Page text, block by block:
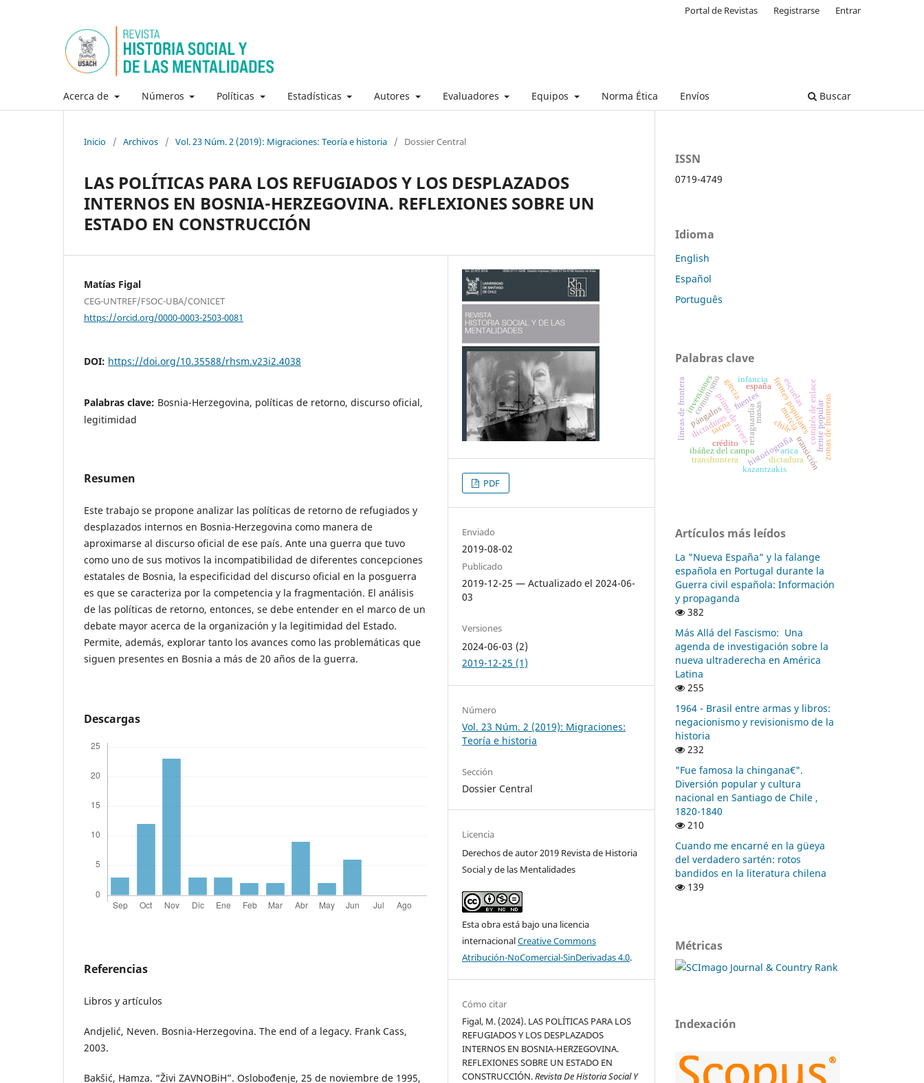
Acerca de Números Políticas Estadísticas Autores Evaluadores Equipos Norma Ética Envíos Buscar
Portal de Revistas Registrarse Entrar
Inicio / Archivos / Vol. 23 Núm. 2 (2019): Migraciones: Teoría e historia / Dossier Central
LAS POLÍTICAS PARA LOS REFUGIADOS Y LOS DESPLAZADOS
INTERNOS EN BOSNIA-HERZEGOVINA. REFLEXIONES SOBRE UN
ESTADO EN CONSTRUCCIÓN
Matías Figal
CEG-UNTREF/FSOC-UBA/CONICET
https://orcid.org/0000-0003-2503-0081
DOI: https://doi.org/10.35588/rhsm.v23i2.4038
Palabras clave: Bosnia-Herzegovina, políticas de retorno, discurso oficial,
legitimidad
Resumen
Este trabajo se propone analizar las políticas de retorno de refugiados y
desplazados internos en Bosnia-Herzegovina como manera de
aproximarse al discurso oficial de ese país. Ante una guerra que tuvo
como uno de sus motivos la incompatibilidad de diferentes concepciones
estatales de Bosnia, la especificidad del discurso oficial en la posguerra
es que se caracteriza por la competencia y la fragmentación. El análisis
de las políticas de retorno, entonces, se debe entender en el marco de un
debate mayor acerca de la organización y la legitimidad del Estado.
Permite, además, explorar tanto los avances como las problemáticas que
siguen presentes en Bosnia a más de 20 años de la guerra.
Descargas
Referencias
Libros y artículos
Andjelić, Neven. Bosnia-Herzegovina. The end of a legacy. Frank Cass,
2003.
Bakšić, Hamza. “Živi ZAVNOBiH”. Oslobođenje, 25 de noviembre de 1995,
PDF
Enviado
2019-08-02
Publicado
2019-12-25 — Actualizado el 2024-06-
03
Versiones
2024-06-03 (2)
2019-12-25 (1)
Número
Vol. 23 Núm. 2 (2019): Migraciones:
Teoría e historia
Sección
Dossier Central
Licencia
Derechos de autor 2019 Revista de Historia
Social y de las Mentalidades
Esta obra está bajo una licencia
internacionalCreative Commons
Atribución-NoComercial-SinDerivadas 4.0.
Cómo citar
Figal, M. (2024). LAS POLÍTICAS PARA LOS
REFUGIADOS Y LOS DESPLAZADOS
INTERNOS EN BOSNIA-HERZEGOVINA.
REFLEXIONES SOBRE UN ESTADO EN
CONSTRUCCIÓN.Revista De Historia Social Y
ISSN
0719-4749
Idioma
English
Español
Português
Palabras clave
frentes popularescomités de enlace
murcia
retaguardia
historiografía
fuentes
dictadura
españa
primo de rivera chile
ibáñez del campo
dictaduras
pángalos
grecia
kazantzakis
comunismo
frente popular
masas
transiciónzonas de fronteras
líneas de frontera
transfrontera
crédito
inversiones escuelas
infancia
arica
tacna
Artículos más leídos
La "Nueva España” y la falange
española en Portugal durante la
Guerra civil española: Información
y propaganda
382
Más Allá del Fascismo: Una
agenda de investigación sobre la
nueva ultraderecha en América
Latina
255
1964 - Brasil entre armas y libros:
negacionismo y revisionismo de la
historia
232
"Fue famosa la chingana€".
Diversión popular y cultura
nacional en Santiago de Chile ,
1820-1840
210
Cuando me encarné en la güeya
del verdadero sartén: rotos
bandidos en la literatura chilena
139
Métricas
Indexación